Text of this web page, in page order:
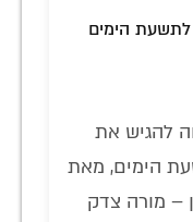
לתשעת הימים
להגיש את
הימים, מאת
– מורה צדק